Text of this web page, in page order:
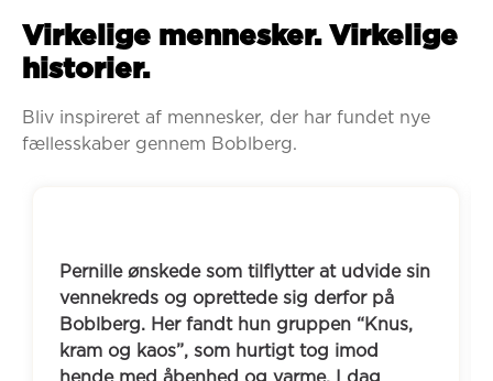
Virkelige mennesker. Virkelige
historier.
Bliv inspireret af mennesker, der har fundet nye
fællesskaber gennem Boblberg.
Pernille ønskede som tilflytter at udvide sin
vennekreds og oprettede sig derfor på
Boblberg. Her fandt hun gruppen “Knus,
kram og kaos”, som hurtigt tog imod